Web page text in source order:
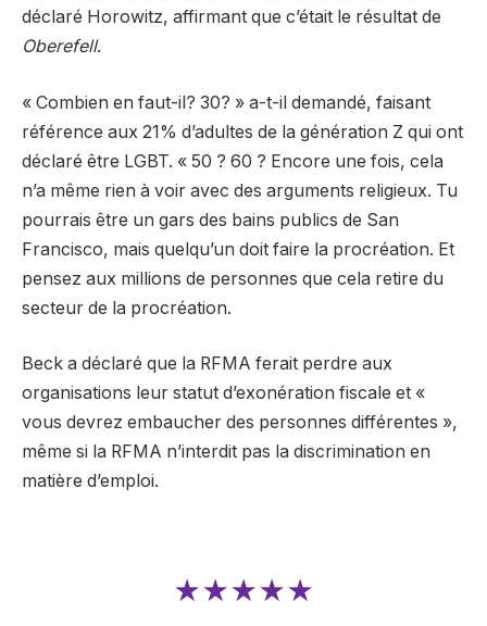
déclaré Horowitz, affirmant que c’était le résultat de
Oberefell.
« Combien en faut-il? 30? » a-t-il demandé, faisant
référence aux 21% d’adultes de la génération Z qui ont
déclaré être LGBT. « 50 ? 60 ? Encore une fois, cela
n’a même rien à voir avec des arguments religieux. Tu
pourrais être un gars des bains publics de San
Francisco, mais quelqu’un doit faire la procréation. Et
pensez aux millions de personnes que cela retire du
secteur de la procréation.
Beck a déclaré que la RFMA ferait perdre aux
organisations leur statut d’exonération fiscale et «
vous devrez embaucher des personnes différentes »,
même si la RFMA n’interdit pas la discrimination en
matière d’emploi.
★★★★★